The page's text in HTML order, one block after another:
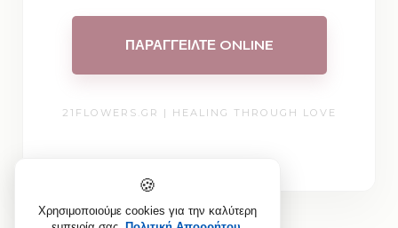
ΠΑΡΑΓΓΕΙΛΤΕ ONLINE
21FLOWERS.GR | HEALING THROUGH LOVE
🍪
Χρησιμοποιούμε cookies για την καλύτερη